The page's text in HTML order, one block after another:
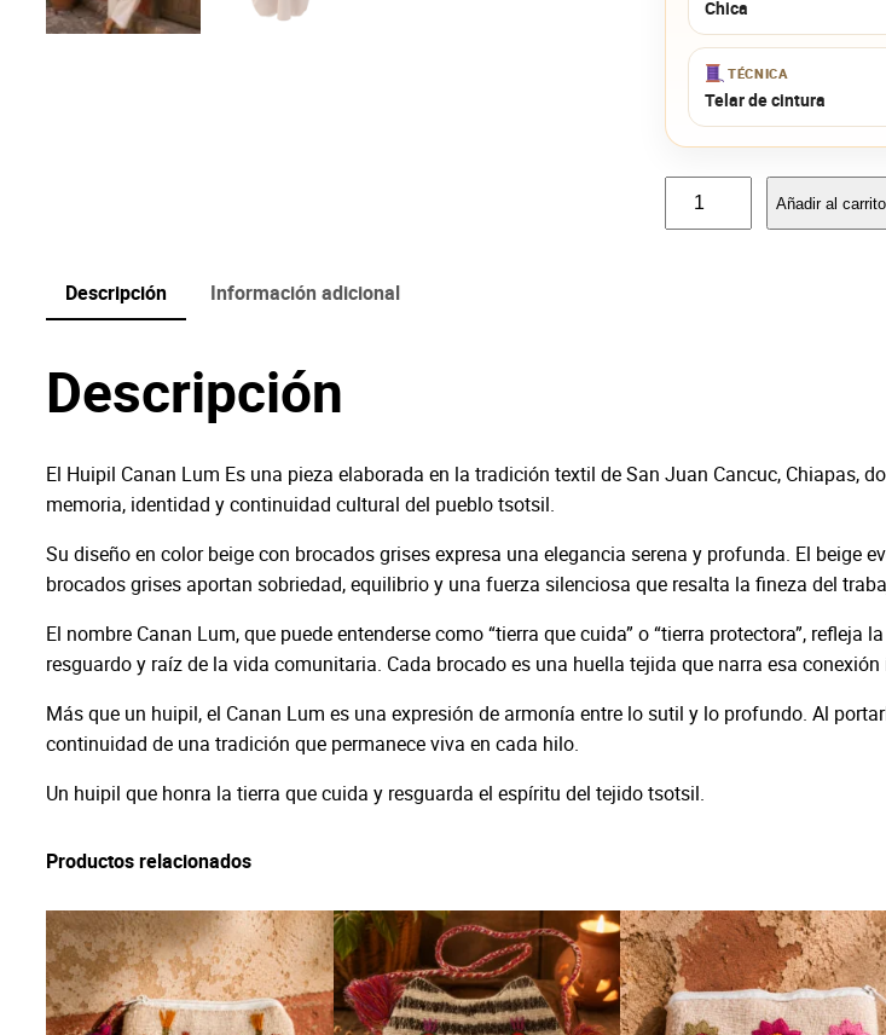
Chica
TÉCNICA
Telar de cintura
a
u
m
a
n
t
a
Añadir al carrito
Descripción Información adicional
Descripción
El Huipil Canan Lum Es una pieza elaborada en la tradición textil de San Juan Cancuc, Chiapas,
memoria, identidad y continuidad cultural del pueblo tsotsil.
Su diseño en color beige con brocados grises expresa una elegancia serena y profunda. El beige
brocados grises aportan sobriedad, equilibrio y una fuerza silenciosa que resalta la fineza del
El nombre Canan Lum, que puede entenderse como “tierra que cuida” o “tierra protectora”,
resguardo y raíz de la vida comunitaria. Cada brocado es una huella tejida que narra esa
Más que un huipil, el Canan Lum es una expresión de armonía entre lo sutil y lo profundo. Al
continuidad de una tradición que permanece viva en cada hilo.
Un huipil que honra la tierra que cuida y resguarda el espíritu del tejido tsotsil.
Productos relacionados